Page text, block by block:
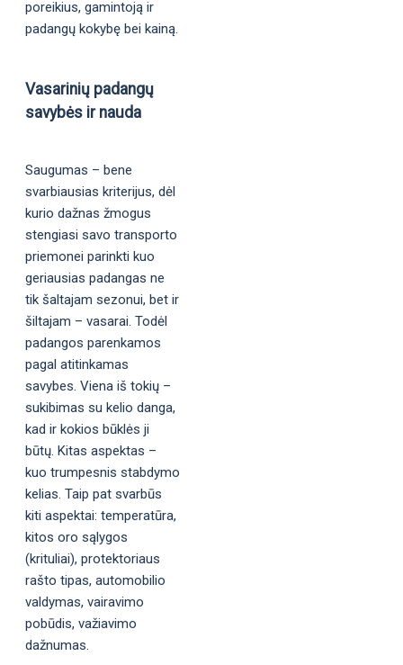
poreikius, gamintoją ir
padangų kokybę bei kainą.
Vasarinių padangų
savybės ir nauda
Saugumas – bene
svarbiausias kriterijus, dėl
kurio dažnas žmogus
stengiasi savo transporto
priemonei parinkti kuo
geriausias padangas ne
tik šaltajam sezonui, bet ir
šiltajam – vasarai. Todėl
padangos parenkamos
pagal atitinkamas
savybes. Viena iš tokių –
sukibimas su kelio danga,
kad ir kokios būklės ji
būtų. Kitas aspektas –
kuo trumpesnis stabdymo
kelias. Taip pat svarbūs
kiti aspektai: temperatūra,
kitos oro sąlygos
(krituliai), protektoriaus
rašto tipas, automobilio
valdymas, vairavimo
pobūdis, važiavimo
dažnumas.